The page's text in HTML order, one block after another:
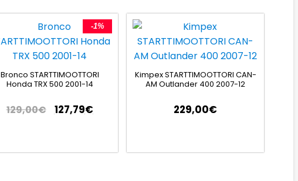
-1%
Bronco STARTTIMOOTTORI
Honda TRX 500 2001-14
129,00€ 127,79€
Kimpex STARTTIMOOTTORI CAN-
AM Outlander 400 2007-12
229,00€